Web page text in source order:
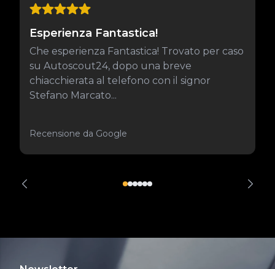
Esperienza Fantastica!
Che esperienza Fantastica! Trovato per caso
su Autoscout24, dopo una breve
chiacchierata al telefono con il signor
Stefano Marcato...
Recensione da Google